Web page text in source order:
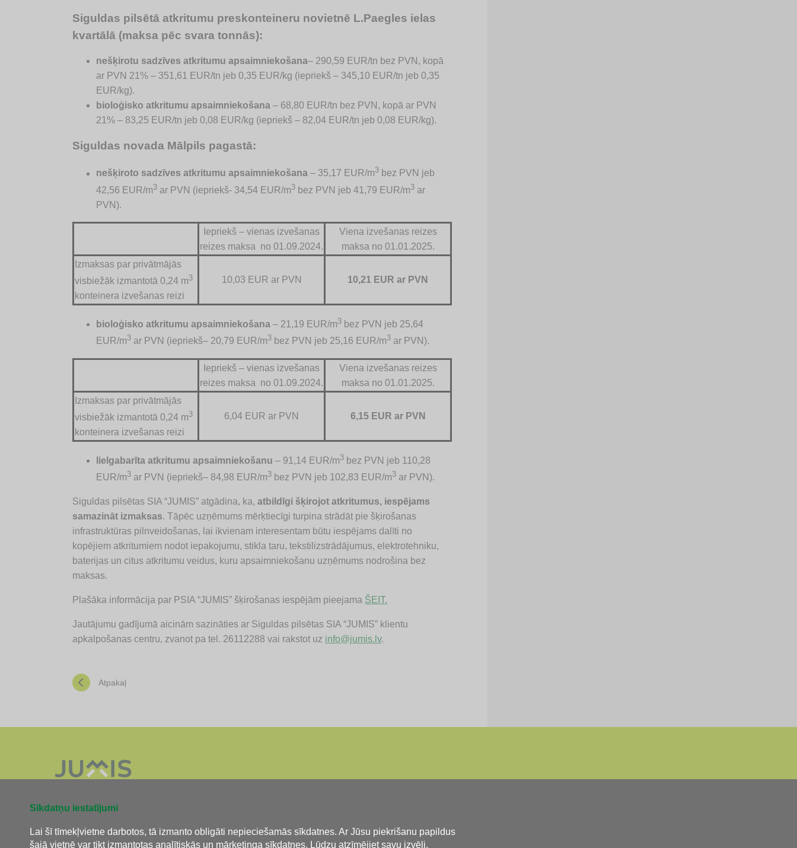
Siguldas pilsētā atkritumu preskonteineru novietnē L.Paegles ielas
kvartālā (maksa pēc svara tonnās):
nešķirotu sadzīves atkritumu apsaimniekošana– 290,59 EUR/tn bez PVN, kopā
ar PVN 21% – 351,61 EUR/tn jeb 0,35 EUR/kg (iepriekš – 345,10 EUR/tn jeb 0,35
EUR/kg).
bioloģisko atkritumu apsaimniekošana – 68,80 EUR/tn bez PVN, kopā ar PVN
21% – 83,25 EUR/tn jeb 0,08 EUR/kg (iepriekš – 82,04 EUR/tn jeb 0,08 EUR/kg).
Siguldas novada Mālpils pagastā:
nešķiroto sadzīves atkritumu apsaimniekošana – 35,17 EUR/m3 bez PVN jeb
42,56 EUR/m3 ar PVN (iepriekš- 34,54 EUR/m3 bez PVN jeb 41,79 EUR/m3 ar
PVN).
Iepriekš – vienas izvešanas
reizes maksa no 01.09.2024.
Viena izvešanas reizes
maksa no 01.01.2025.
Izmaksas par privātmājās
visbiežāk izmantotā 0,24 m3
konteinera izvešanas reizi
10,03 EUR ar PVN 10,21 EUR ar PVN
bioloģisko atkritumu apsaimniekošana – 21,19 EUR/m3 bez PVN jeb 25,64
EUR/m3 ar PVN (iepriekš– 20,79 EUR/m3 bez PVN jeb 25,16 EUR/m3 ar PVN).
Iepriekš – vienas izvešanas
reizes maksa no 01.09.2024.
Viena izvešanas reizes
maksa no 01.01.2025.
Izmaksas par privātmājās
visbiežāk izmantotā 0,24 m3
konteinera izvešanas reizi
6,04 EUR ar PVN 6,15 EUR ar PVN
lielgabarīta atkritumu apsaimniekošanu – 91,14 EUR/m3 bez PVN jeb 110,28
EUR/m3 ar PVN (iepriekš– 84,98 EUR/m3 bez PVN jeb 102,83 EUR/m3 ar PVN).
Siguldas pilsētas SIA “JUMIS” atgādina, ka, atbildīgi šķirojot atkritumus, iespējams
samazināt izmaksas. Tāpēc uzņēmums mērķtiecīgi turpina strādāt pie šķirošanas
infrastruktūras pilnveidošanas, lai ikvienam interesentam būtu iespējams dalīti no
kopējiem atkritumiem nodot iepakojumu, stikla taru, tekstilizstrādājumus, elektrotehniku,
baterijas un citus atkritumu veidus, kuru apsaimniekošanu uzņēmums nodrošina bez
maksas.
Plašāka informācija par PSIA “JUMIS” šķirošanas iespējām pieejama ŠEIT.
Jautājumu gadījumā aicinām sazināties ar Siguldas pilsētas SIA “JUMIS” klientu
apkalpošanas centru, zvanot pa tel. 26112288 vai rakstot uz info@jumis.lv.
Atpakaļ
E-pasts:info@jumis.lv
Adrese: R.Blaumaņa iela 10, Sigulda, Siguldas novads, LV-2150
Sīkdatņu iestatījumi
Lai šī tīmekļvietne darbotos, tā izmanto obligāti nepieciešamās sīkdatnes. Ar Jūsu piekrišanu papildus
šajā vietnē var tikt izmantotas analītiskās un mārketinga sīkdatnes. Lūdzu atzīmējiet savu izvēli.